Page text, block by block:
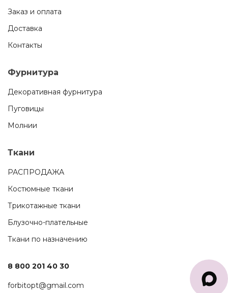
Заказ и оплата
Доставка
Контакты
Фурнитура
Декоративная фурнитура
Пуговицы
Молнии
Ткани
РАСПРОДАЖА
Костюмные ткани
Трикотажные ткани
Блузочно-плательные
Ткани по назначению
8 800 201 40 30
forbitopt@gmail.com